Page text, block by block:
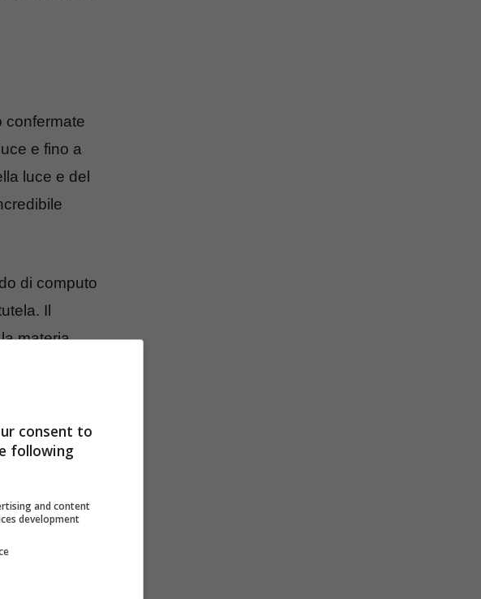
confermate
e fino a
luce e del
di computo
Il
materia
sistema e
utilizzare
dei prezzi
del
più
geopolitica
consent to
following
and content
development